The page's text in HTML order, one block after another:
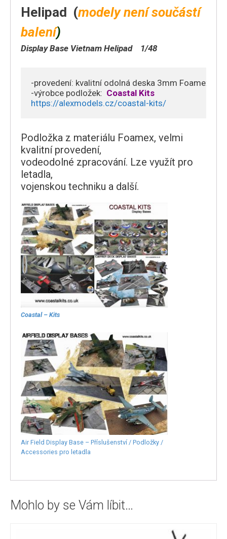
Helipad (modely není součástí
balení)
Display Base Vietnam Helipad 1/48
-provedení: kvalitní odolná deska 3mm Foamex +
-výrobce podložek: Coastal Kits
https://alexmodels.cz/coastal-kits/
Podložka z materiálu Foamex, velmi
kvalitní provedení,
vodeodolné zpracování. Lze využít pro
letadla,
vojenskou techniku a další.
Coastal – Kits
Air Field Display Base – Příslušenství / Podložky /
Accessories pro letadla
Mohlo by se Vám líbit…